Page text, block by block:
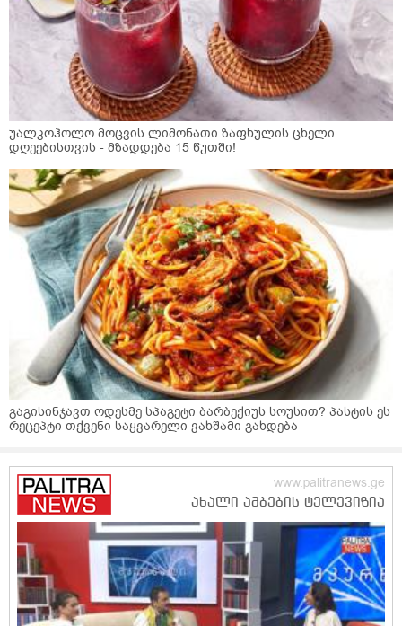
უალკოჰოლო მოცვის ლიმონათი ზაფხულის ცხელი
დღეებისთვის - მზადდება 15 წუთში!
გაგისინჯავთ ოდესმე სპაგეტი ბარბექიუს სოუსით? პასტის ეს
რეცეპტი თქვენი საყვარელი ვახშამი გახდება